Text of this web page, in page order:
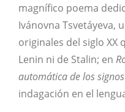
magnífico poema
Ivánovna Tsvetáyeva,
originales del siglo XX
Lenin ni de Stalin; en
automática de los
indagación en el